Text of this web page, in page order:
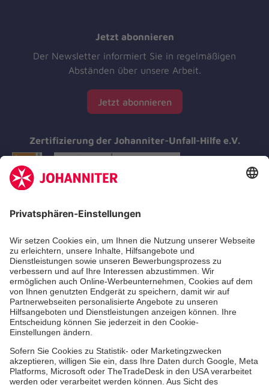
Jetzt abonnieren
Der Newsletter informiert Sie in regelmäßigen
Abständen über unsere Arbeit.
Jetzt abonnieren
Zertifizierung der Johanniter-Unfall-Hilfe e.V.
Aus- & Fortbildung
Erste-Hilfe-Kurse
Jobs & Ehrenamt
Freiwilligendienst
Spendenprojekte
Johanniter-Jugend